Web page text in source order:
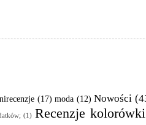
(17) moda (12) Nowości
(1) Recenzje kolorówki